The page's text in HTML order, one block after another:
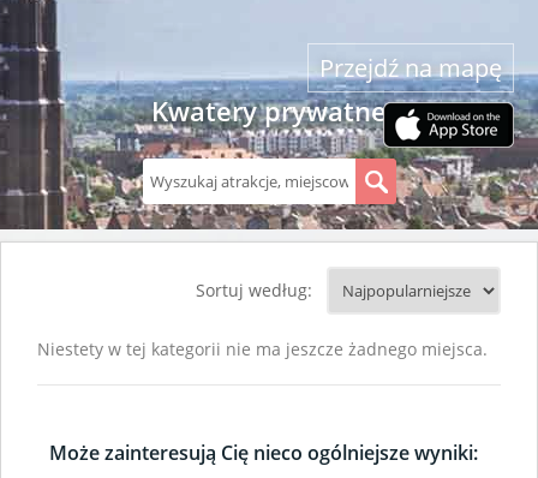
Kwatery prywatne
Przejdź na mapę
Sortuj według:
Niestety w tej kategorii nie ma jeszcze żadnego miejsca.
Może zainteresują Cię nieco ogólniejsze wyniki: